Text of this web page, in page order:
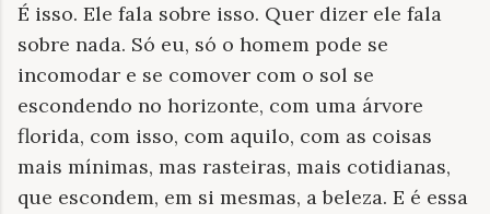
É isso. Ele fala sobre isso. Quer dizer ele fala
sobre nada. Só eu, só o homem pode se
incomodar e se comover com o sol se
escondendo no horizonte, com uma árvore
florida, com isso, com aquilo, com as coisas
mais mínimas, mas rasteiras, mais cotidianas,
que escondem, em si mesmas, a beleza. E é essa